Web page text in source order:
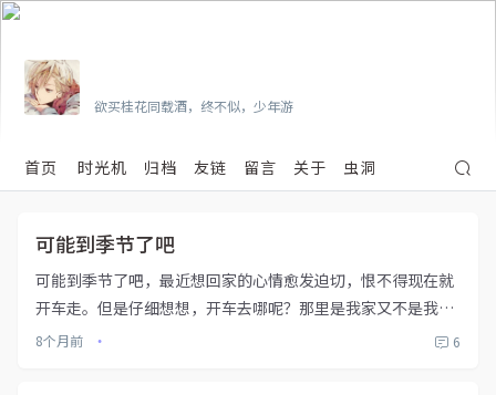
欲买桂花同载酒，终不似，少年游
首页 时光机 归档 友链 留言 关于 虫洞
可能到季节了吧
可能到季节了吧，最近想回家的心情愈发迫切，恨不得现在就
开车走。但是仔细想想，开车去哪呢？那里是我家又不是我
家……突然好怀念在深圳的日子，孤独而又自在，一个人生活
8个月前 • 6